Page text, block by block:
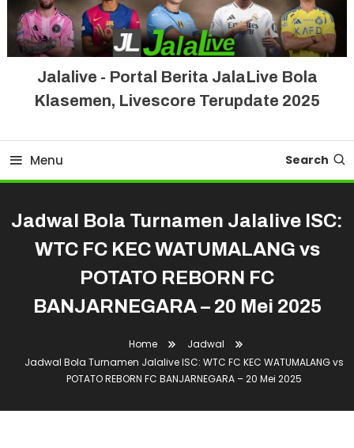
Jalalive - Portal Berita JalaLive Bola
Klasemen, Livescore Terupdate 2025
Menu Search
Jadwal Bola Turnamen Jalalive ISC:
WTC FC KEC WATUMALANG vs
POTATO REBORN FC
BANJARNEGARA – 20 Mei 2025
Home
Jadwal
Jadwal Bola Turnamen Jalalive ISC: WTC FC KEC WATUMALANG vs
POTATO REBORN FC BANJARNEGARA – 20 Mei 2025